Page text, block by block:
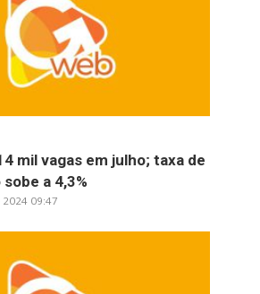
mil vagas em julho; taxa de
a 4,3%
09:47